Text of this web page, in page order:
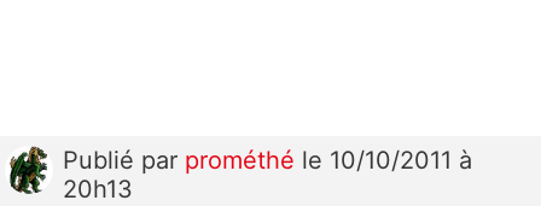
Publié par prométhé le 10/10/2011 à
20h13